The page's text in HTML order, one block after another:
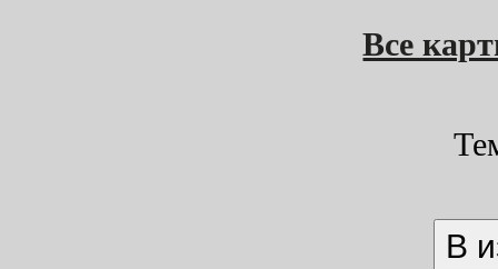
Все